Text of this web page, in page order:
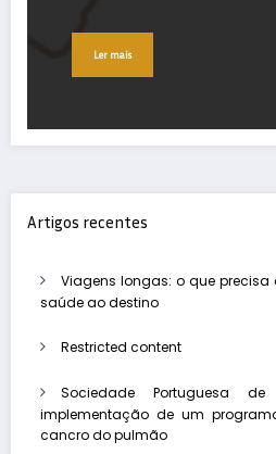
Ler mais
Artigos recentes
Viagens longas: o que
saúde ao destino
Restricted content
Sociedade Portuguesa
implementação de um
cancro do pulmão